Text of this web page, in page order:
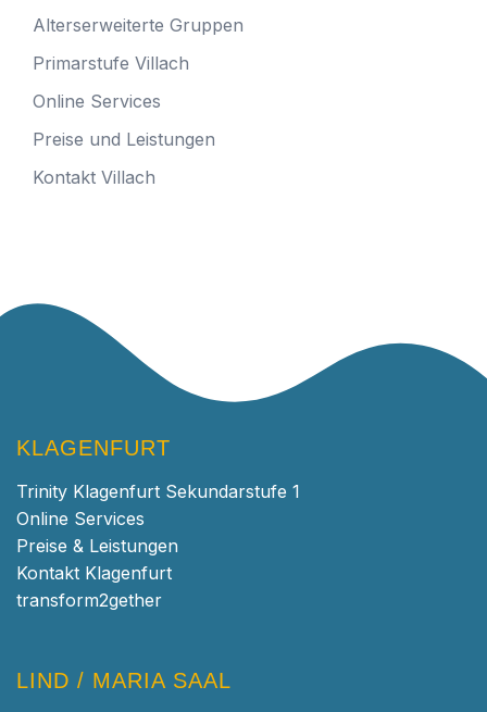
Alterserweiterte Gruppen
Primarstufe Villach
Online Services
Preise und Leistungen
Kontakt Villach
KLAGENFURT
Trinity Klagenfurt Sekundarstufe 1
Online Services
Preise & Leistungen
Kontakt Klagenfurt
transform2gether
LIND / MARIA SAAL